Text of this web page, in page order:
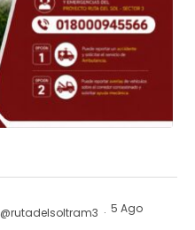
@rutadelsoltram3 · 5 Ago